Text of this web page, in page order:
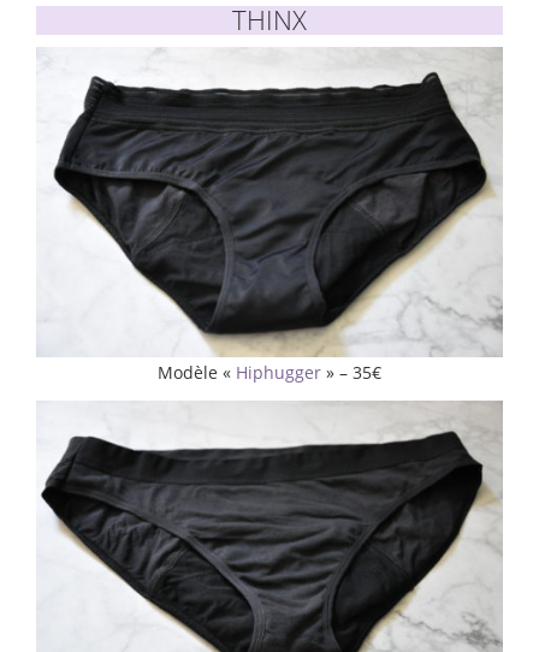
THINX
Modèle « Hiphugger » – 35€